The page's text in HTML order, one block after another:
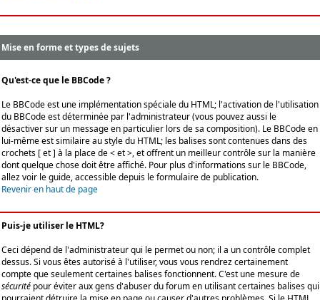
Mise en forme et types de sujets
Qu'est-ce que le BBCode ?
Le BBCode est une implémentation spéciale du HTML; l'activation de l'utilisation
du BBCode est déterminée par l'administrateur (vous pouvez aussi le
désactiver sur un message en particulier lors de sa composition). Le BBCode en
lui-même est similaire au style du HTML; les balises sont contenues dans des
crochets [ et ] à la place de < et >, et offrent un meilleur contrôle sur la manière
dont quelque chose doit être affiché. Pour plus d'informations sur le BBCode,
allez voir le guide, accessible depuis le formulaire de publication.
Revenir en haut de page
Puis-je utiliser le HTML?
Ceci dépend de l'administrateur qui le permet ou non; il a un contrôle complet
dessus. Si vous êtes autorisé à l'utiliser, vous vous rendrez certainement
compte que seulement certaines balises fonctionnent. C'est une mesure de
sécurité pour éviter aux gens d'abuser du forum en utilisant certaines balises qui